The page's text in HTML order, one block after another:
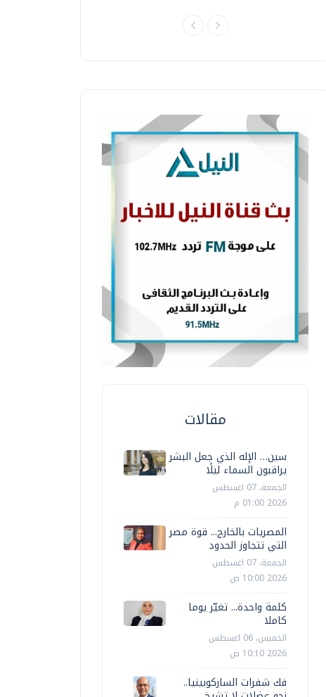
مقالات
سين… الإله الذي جعل البشر
يراقبون السماء ليلًا
الجمعة، 07 اغسطس
2026 01:00 م
المصريات بالخارج... قوة مصر
التي تتجاوز الحدود
الجمعة، 07 اغسطس
2026 10:00 ص
كلمة واحدة... تغيّر يوما
كاملا
الخميس، 06 اغسطس
2026 10:10 ص
فك شفرات الساركوبينيا..